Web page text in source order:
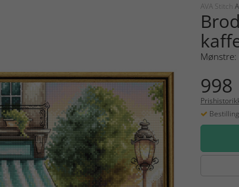
AVA Stitch
Mønstre:
998